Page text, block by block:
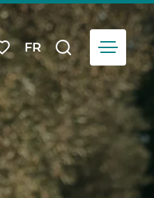
Mes favoris
FR
Je